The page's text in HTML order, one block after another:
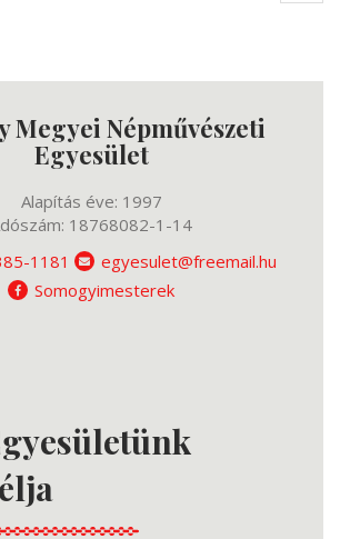
Megyei Népművészeti
Egyesület
Alapítás éve: 1997
18768082-1-14
1181
egyesulet@freemail.hu
Somogyimesterek